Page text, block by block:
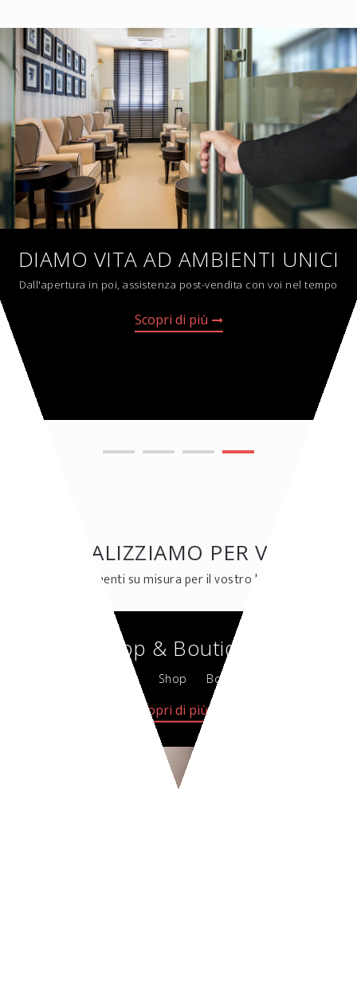
DIAMO VITA AD AMBIENTI UNICI
Dall'apertura in poi, assistenza post-vendita con voi nel tempo
Scopri di più
REALIZZIAMO PER VOI
Arredamenti su misura per il vostro business
Shop & Boutique
Market Shop Boutique
Scopri di più